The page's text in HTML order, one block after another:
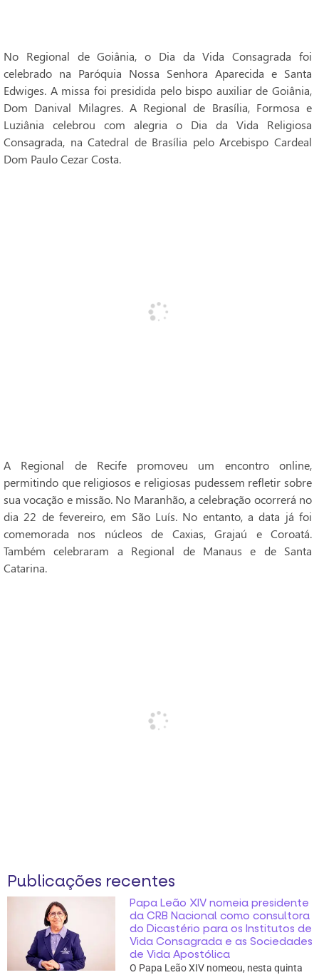
No Regional de Goiânia, o Dia da Vida Consagrada foi
celebrado na Paróquia Nossa Senhora Aparecida e Santa
Edwiges. A missa foi presidida pelo bispo auxiliar de Goiânia,
Dom Danival Milagres. A Regional de Brasília, Formosa e
Luziânia celebrou com alegria o Dia da Vida Religiosa
Consagrada, na Catedral de Brasília pelo Arcebispo Cardeal
Dom Paulo Cezar Costa.
A Regional de Recife promoveu um encontro online,
permitindo que religiosos e religiosas pudessem refletir sobre
sua vocação e missão. No Maranhão, a celebração ocorrerá no
dia 22 de fevereiro, em São Luís. No entanto, a data já foi
comemorada nos núcleos de Caxias, Grajaú e Coroatá.
Também celebraram a Regional de Manaus e de Santa
Catarina.
Publicações recentes
Papa Leão XIV nomeia presidente
da CRB Nacional como consultora
do Dicastério para os Institutos de
Vida Consagrada e as Sociedades
de Vida Apostólica
O Papa Leão XIV nomeou, nesta quinta